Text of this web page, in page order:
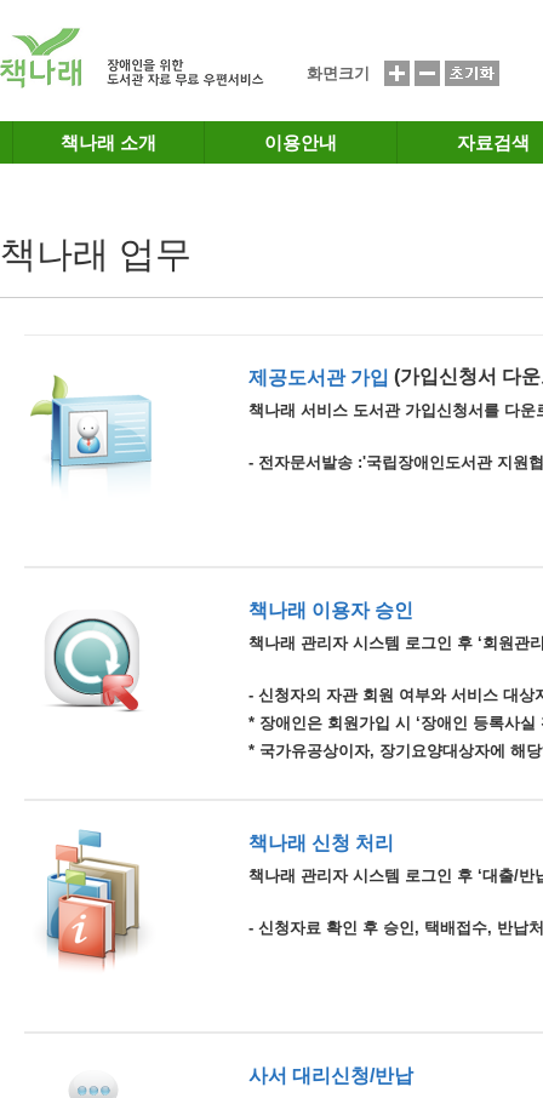
화면크기
책나래 소개 이용안내 자료검색
책나래 업무
제공도서관 가입 (가입신청서 다
책나래 서비스 도서관 가입신청서를 다
- 전자문서발송 :'국립장애인도서관 지원
책나래 이용자 승인
책나래 관리자 시스템 로그인 후 ‘회원관
- 신청자의 자관 회원 여부와 서비스 대상
* 장애인은 회원가입 시 ‘장애인 등록사
* 국가유공상이자, 장기요양대상자에 해
책나래 신청 처리
책나래 관리자 시스템 로그인 후 ‘대출/반
- 신청자료 확인 후 승인, 택배접수, 반납
사서 대리신청/반납